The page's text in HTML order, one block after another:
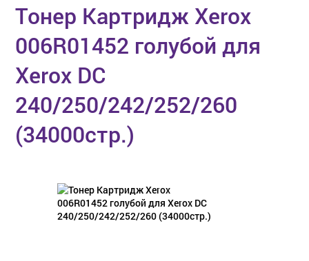
Тонер Картридж Xerox
006R01452 голубой для
Xerox DC
240/250/242/252/260
(34000стр.)